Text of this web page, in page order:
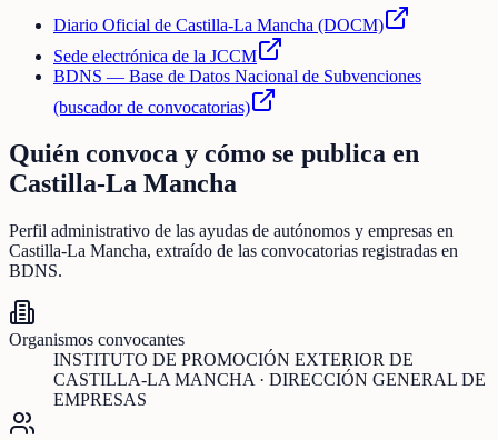
Diario Oficial de Castilla-La Mancha (DOCM)
Sede electrónica de la JCCM
BDNS — Base de Datos Nacional de Subvenciones
(buscador de convocatorias)
Quién convoca y cómo se publica en
Castilla-La Mancha
Perfil administrativo de las ayudas de autónomos y empresas en
Castilla-La Mancha, extraído de las convocatorias registradas en
BDNS.
Organismos convocantes
INSTITUTO DE PROMOCIÓN EXTERIOR DE
CASTILLA-LA MANCHA · DIRECCIÓN GENERAL DE
EMPRESAS